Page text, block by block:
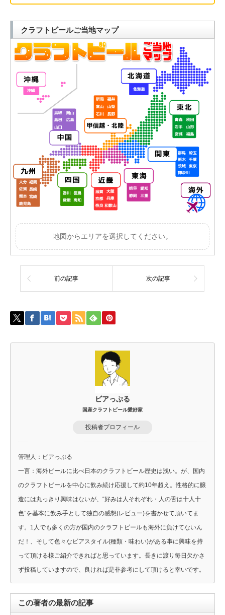
クラフトビールご当地マップ
地図からエリアを選択してください。
前の記事 次の記事
ビアっぷる
国産クラフトビール愛好家
投稿者プロフィール
管理人：ビアっぷる
一言：海外ビールに比べ日本のクラフトビール歴史は浅い。が、国内
のクラフトビールを中心に飲み続け応援して約10年超え。性格的に醸
造には丸っきり興味はないが、“好みは人それぞれ・人の舌は十人十
色”を基本に飲み手として独自の感想(レビュー)を書かせて頂いてま
す。1人でも多くの方が国内のクラフトビールも海外に負けてないん
だ！、そして色々なビアスタイル(種類・味わい)がある事に興味を持
って頂ける様ご紹介できればと思っています。長きに渡り毎日欠かさ
ず投稿していますので、良ければ是非参考にして頂けると幸いです。
この著者の最新の記事